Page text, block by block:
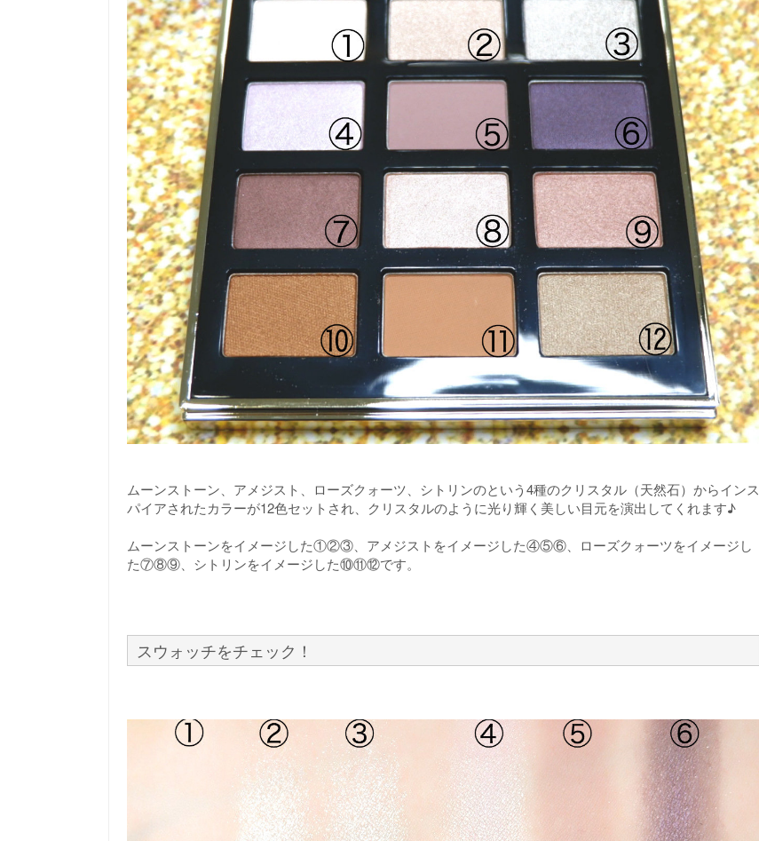
ムーンストーン、アメジスト、ローズクォーツ、シトリンのという4種のクリスタル（天然石）からインス
パイアされたカラーが12色セットされ、クリスタルのように光り輝く美しい目元を演出してくれます♪
ムーンストーンをイメージした①②③、アメジストをイメージした④⑤⑥、ローズクォーツをイメージし
た⑦⑧⑨、シトリンをイメージした⑩⑪⑫です。
スウォッチをチェック！